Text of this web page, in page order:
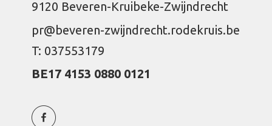
9120 Beveren-Kruibeke-Zwijndrecht
pr@beveren-zwijndrecht.rodekruis.be
T: 037553179
BE17 4153 0880 0121